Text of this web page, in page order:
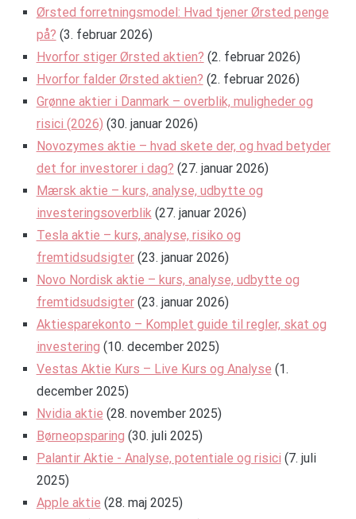
Ørsted forretningsmodel: Hvad tjener Ørsted penge
på? (3. februar 2026)
Hvorfor stiger Ørsted aktien? (2. februar 2026)
Hvorfor falder Ørsted aktien? (2. februar 2026)
Grønne aktier i Danmark – overblik, muligheder og
risici (2026) (30. januar 2026)
Novozymes aktie – hvad skete der, og hvad betyder
det for investorer i dag? (27. januar 2026)
Mærsk aktie – kurs, analyse, udbytte og
investeringsoverblik (27. januar 2026)
Tesla aktie – kurs, analyse, risiko og
fremtidsudsigter (23. januar 2026)
Novo Nordisk aktie – kurs, analyse, udbytte og
fremtidsudsigter (23. januar 2026)
Aktiesparekonto – Komplet guide til regler, skat og
investering (10. december 2025)
Vestas Aktie Kurs – Live Kurs og Analyse (1.
december 2025)
Nvidia aktie (28. november 2025)
Børneopsparing (30. juli 2025)
Palantir Aktie - Analyse, potentiale og risici (7. juli
2025)
Apple aktie (28. maj 2025)